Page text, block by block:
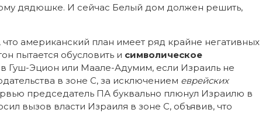
дядюшке. И сейчас Белый дом должен решить,
американский план имеет ряд крайне негативных
пытается обусловить и символическое
Гуш-Эцион или Маале-Адумим, если Израиль не
в зоне C, за исключением еврейских
председатель ПА буквально плюнул Израилю в
Израиля в зоне С, объявив, что